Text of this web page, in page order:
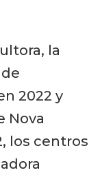
la
2022 y
Nova
los centros